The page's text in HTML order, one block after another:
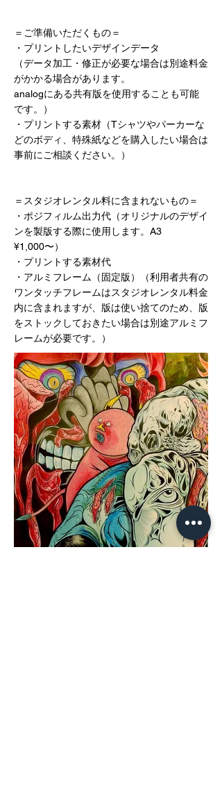
＝ご準備いただくもの＝
・プリントしたいデザインデータ
（データ加工・修正が必要な場合は別途料金
がかかる場合があります。
analogにある共有版を使用することも可能
です。）
・プリントする素材（Tシャツやパーカーな
どのボディ、特殊紙などを購入したい場合は
事前にご相談ください。）
＝スタジオレンタル料に含まれないもの＝
・ポジフィルム出力代（オリジナルのデザイ
ンを製版する際に使用します。A3
¥1,000〜）
・プリントする素材代
・アルミフレーム（固定版）（利用者共有の
ワンタッチフレームはスタジオレンタル料金
内に含まれますが、版は使い捨てのため、版
をストックしておきたい場合は別途アルミフ
レームが必要です。）